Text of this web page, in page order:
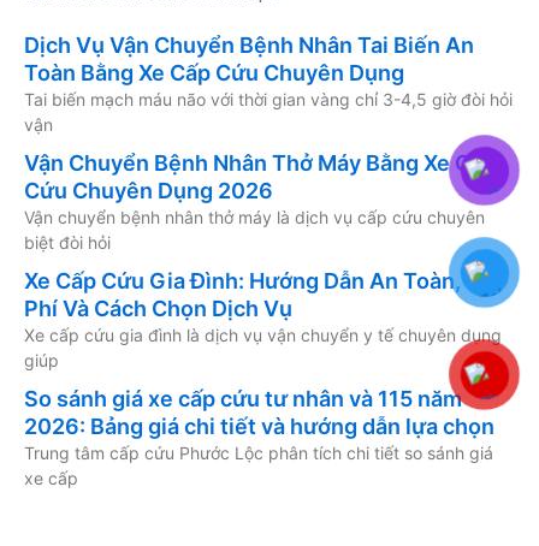
Dịch Vụ Vận Chuyển Bệnh Nhân Tai Biến An
Toàn Bằng Xe Cấp Cứu Chuyên Dụng
Tai biến mạch máu não với thời gian vàng chỉ 3-4,5 giờ đòi hỏi
vận
Vận Chuyển Bệnh Nhân Thở Máy Bằng Xe Cấp
Cứu Chuyên Dụng 2026
Vận chuyển bệnh nhân thở máy là dịch vụ cấp cứu chuyên
biệt đòi hỏi
Xe Cấp Cứu Gia Đình: Hướng Dẫn An Toàn, Chi
Phí Và Cách Chọn Dịch Vụ
Xe cấp cứu gia đình là dịch vụ vận chuyển y tế chuyên dụng
giúp
So sánh giá xe cấp cứu tư nhân và 115 năm
2026: Bảng giá chi tiết và hướng dẫn lựa chọn
Trung tâm cấp cứu Phước Lộc phân tích chi tiết so sánh giá
xe cấp